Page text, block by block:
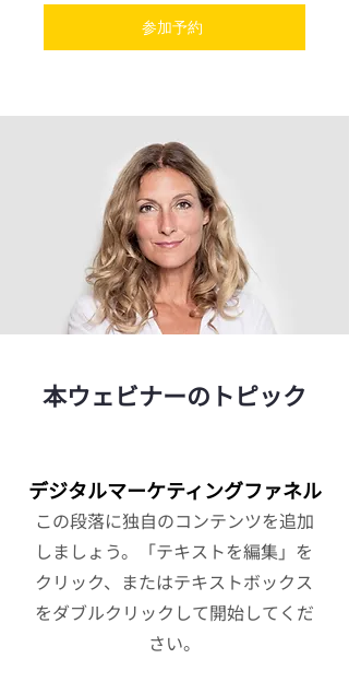
参加予約
本ウェビナーのトピック
デジタルマーケティングファネル
この段落に独自のコンテンツを追加
しましょう。「テキストを編集」を
クリック、またはテキストボックス
をダブルクリックして開始してくだ
さい。